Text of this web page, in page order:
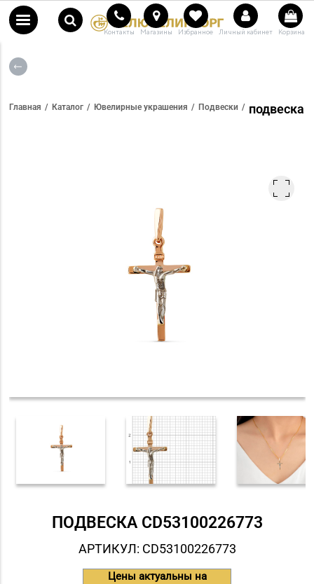
Контакты Магазины Избранное Личный кабинет Корзина
Главная Каталог Ювелирные украшения Подвески подвеска
ПОДВЕСКА СD53100226773
АРТИКУЛ: СD53100226773
Цены актуальны на